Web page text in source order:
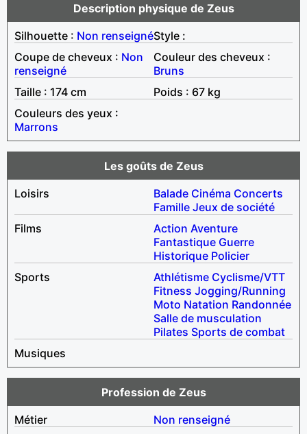
Description physique de Zeus
Silhouette : Non renseignéStyle :
Coupe de cheveux : Non
renseigné
Couleur des cheveux :
Bruns
Taille : 174 cm
Poids : 67 kg
Couleurs des yeux :
Marrons
Les goûts de Zeus
Loisirs
Balade Cinéma Concerts
Famille Jeux de société
Films
Action Aventure
Fantastique Guerre
Historique Policier
Sports
Athlétisme Cyclisme/VTT
Fitness Jogging/Running
Moto Natation Randonnée
Salle de musculation
Pilates Sports de combat
Musiques
Profession de Zeus
Métier
Non renseigné